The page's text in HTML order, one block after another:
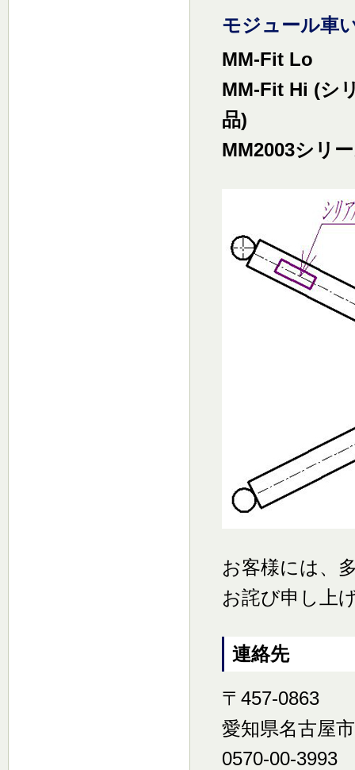
モジュール車
MM-Fit Lo
MM-Fit Hi (シ
品)
MM2003シリ
お客様には、
お詫び申し上
連絡先
〒457-0863
愛知県名古屋
0570-00-3993